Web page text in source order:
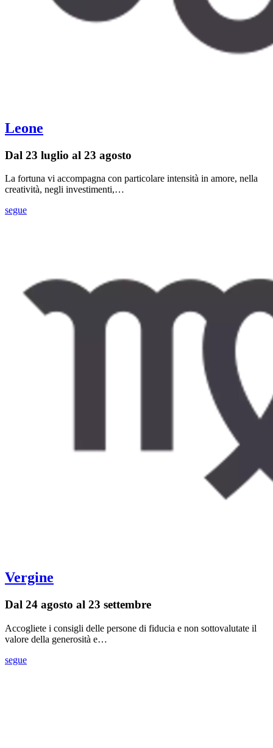
Leone
Dal 23 luglio al 23 agosto
La fortuna vi accompagna con particolare intensità in amore, nella
creatività, negli investimenti,…
segue
Vergine
Dal 24 agosto al 23 settembre
Accogliete i consigli delle persone di fiducia e non sottovalutate il
valore della generosità e…
segue